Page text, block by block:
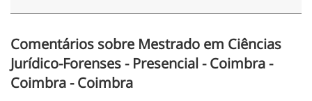
Comentários sobre Mestrado em Ciências
Jurídico-Forenses - Presencial - Coimbra -
Coimbra - Coimbra